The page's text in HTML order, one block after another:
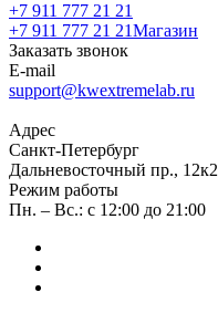
+7 911 777 21 21
+7 911 777 21 21Магазин
Заказать звонок
E-mail
support@kwextremelab.ru
Адрес
Санкт-Петербург
Дальневосточный пр., 12к2
Режим работы
Пн. – Вс.: с 12:00 до 21:00